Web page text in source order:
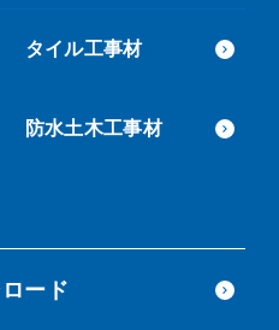
タイル工事材
防水土木工事材
ード